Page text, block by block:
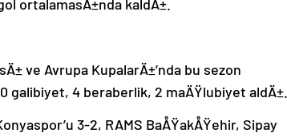
ortalamasÄ±nda kaldÄ±.
ve Avrupa KupalarÄ±’nda bu sezon
galibiyet, 4 beraberlik, 2 maÄŸlubiyet aldÄ±.
3-2, RAMS BaÅŸakÅŸehir, Sipay